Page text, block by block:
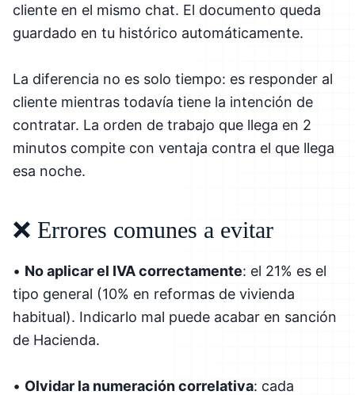
cliente en el mismo chat. El documento queda
guardado en tu histórico automáticamente.
La diferencia no es solo tiempo: es responder al
cliente mientras todavía tiene la intención de
contratar. La orden de trabajo que llega en 2
minutos compite con ventaja contra el que llega
esa noche.
❌ Errores comunes a evitar
• No aplicar el IVA correctamente: el 21% es el
tipo general (10% en reformas de vivienda
habitual). Indicarlo mal puede acabar en sanción
de Hacienda.
• Olvidar la numeración correlativa: cada